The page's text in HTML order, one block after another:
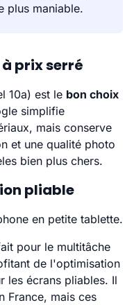
plus maniable.
à prix serré
10a) est le bon choix
simplifie
mais conserve
et une qualité photo
bien plus chers.
pliable
en petite tablette.
pour le multitâche
de l'optimisation
les écrans pliables. Il
France, mais ces